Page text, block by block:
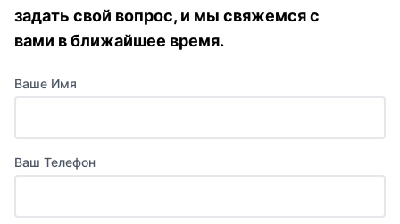
задать свой вопрос, и мы свяжемся с
вами в ближайшее время.
Ваше Имя
Ваш Телефон